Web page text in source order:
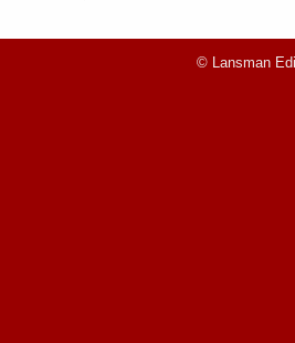
© Lansman